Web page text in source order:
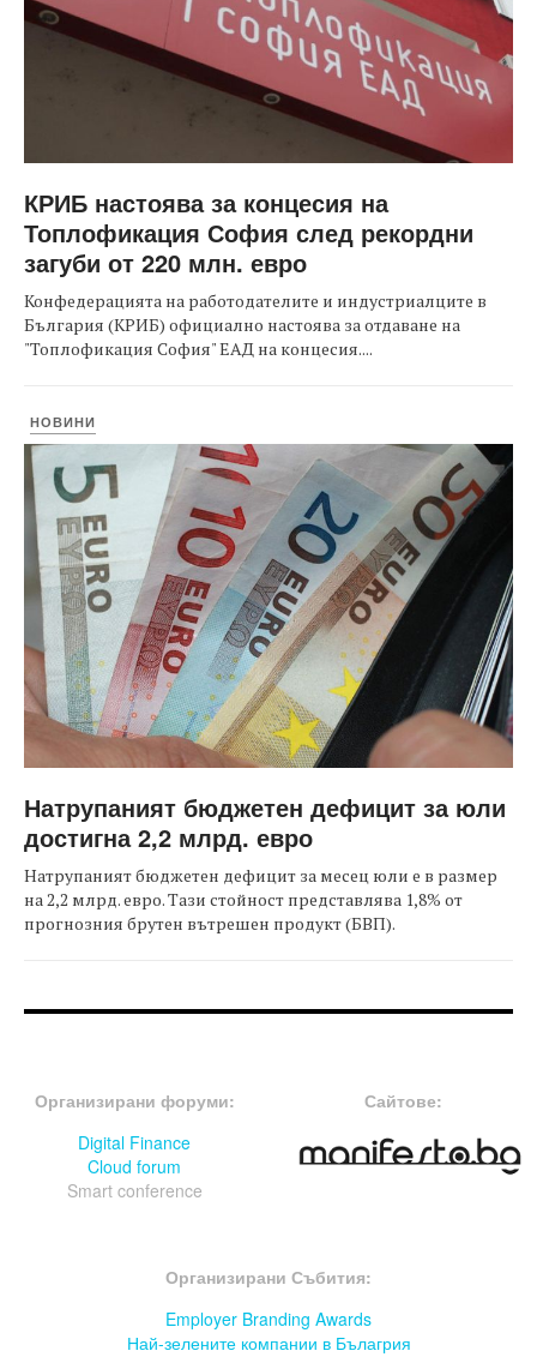
КРИБ настоява за концесия на
Топлофикация София след рекордни
загуби от 220 млн. евро
Конфедерацията на работодателите и индустриалците в
България (КРИБ) официално настоява за отдаване на
"Топлофикация София" ЕАД на концесия....
НОВИНИ
Натрупаният бюджетен дефицит за юли
достигна 2,2 млрд. евро
Натрупаният бюджетен дефицит за месец юли е в размер
на 2,2 млрд. евро. Тази стойност представлява 1,8% от
прогнозния брутен вътрешен продукт (БВП).
Организирани форуми:
Digital Finance
Cloud forum
Smart conference
Сайтове:
Организирани Събития:
Employer Branding Awards
Най-зелените компании в Бълагрия